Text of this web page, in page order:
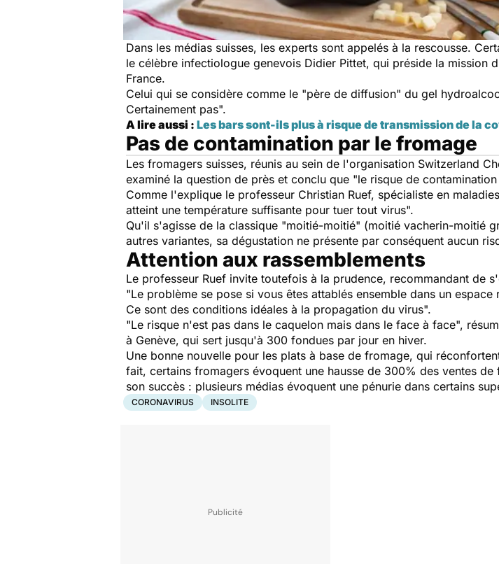
Dans les médias suisses, les experts sont appelés à la rescousse.
le célèbre infectiologue genevois Didier Pittet, qui préside la mission
France.
Celui qui se considère comme le "père de diffusion" du gel
Certainement pas".
A lire aussi : Les bars sont-ils plus à risque de transmission de la
Pas de contamination par le fromage
Les fromagers suisses, réunis au sein de l'organisation Switzerland
examiné la question de près et conclu que "le risque de
Comme l'explique le professeur Christian Ruef, spécialiste en
atteint une température suffisante pour tuer tout virus".
Qu'il s'agisse de la classique "moitié-moitié" (moitié vacherin-moitié
autres variantes, sa dégustation ne présente par conséquent aucun
Attention aux rassemblements
Le professeur Ruef invite toutefois à la prudence, recommandant de
"Le problème se pose si vous êtes attablés ensemble dans un
Ce sont des conditions idéales à la propagation du virus".
"Le risque n'est pas dans le caquelon mais dans le face à face",
à Genève, qui sert jusqu'à 300 fondues par jour en hiver.
Une bonne nouvelle pour les plats à base de fromage, qui
fait, certains fromagers évoquent une hausse de 300% des ventes
son succès : plusieurs médias évoquent une pénurie dans certains
CORONAVIRUS INSOLITE